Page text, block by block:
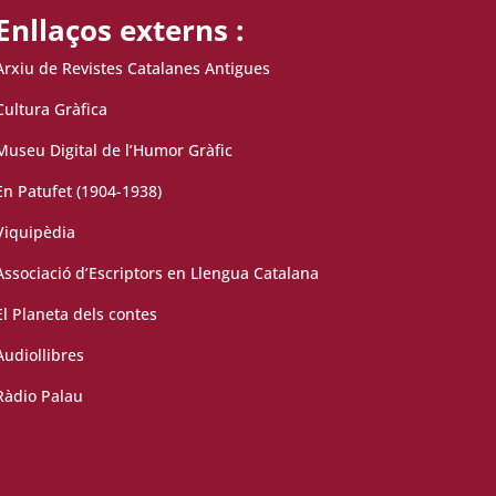
externs :
de Revistes Catalanes Antigues
Gràfica
Digital de l’Humor Gràfic
Patufet (1904-1938)
d’Escriptors en Llengua Catalana
Planeta dels contes
Palau